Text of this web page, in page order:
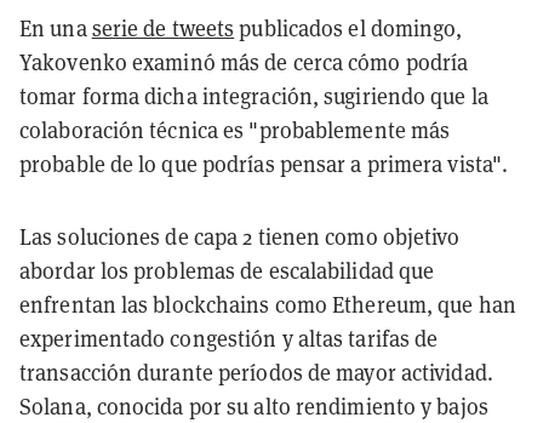
En unaserie de tweets publicados el domingo,
Yakovenko examinó más de cerca cómo podría
tomar forma dicha integración, sugiriendo que la
colaboración técnica es "probablemente más
probable de lo que podrías pensar a primera vista".
Las soluciones de capa 2 tienen como objetivo
abordar los problemas de escalabilidad que
enfrentan las blockchains como Ethereum, que han
experimentado congestión y altas tarifas de
transacción durante períodos de mayor actividad.
Solana, conocida por su alto rendimiento y bajos